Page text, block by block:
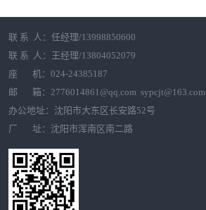
联 系 人：任经理/13998850600
联 系 人：王经理/13804052079
座 机：024-24385187
邮 箱：2776014861@qq.com sypcjt@163.com
办公地址：沈阳市大东区长安路52号
厂 址：沈阳市浑南区南二路